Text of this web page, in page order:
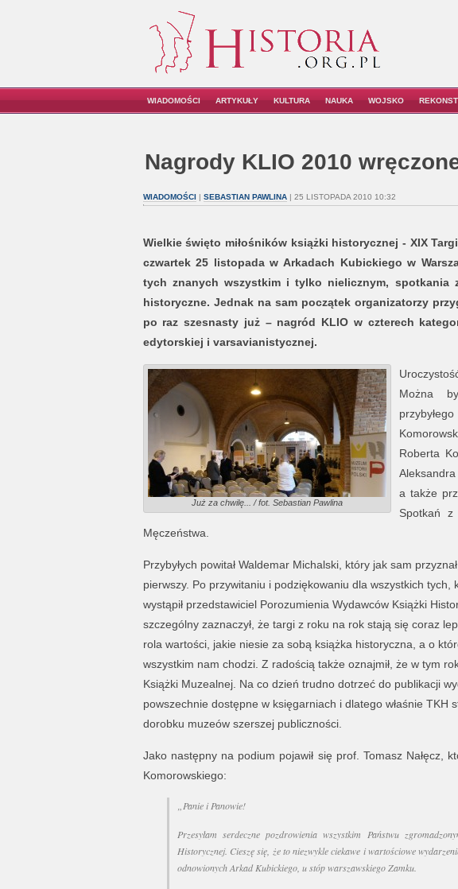
WIADOMOŚCI ARTYKUŁY KULTURA NAUKA WOJSKO
Nagrody KLIO 2010
WIADOMOŚCI| SEBASTIAN PAWLINA| 25 LISTOPADA 2010 10:32
Wielkie święto miłośników książki historycznej - XIX
czwartek 25 listopada w Arkadach Kubickiego w
tych znanych wszystkim i tylko nielicznym, spotkania
historyczne. Jednak na sam początek organizatorzy
po raz szesnasty już – nagród KLIO w czterech
edytorskiej i varsavianistycznej.
Już za chwilę... / fot. Sebastian Pawlina
Można
Roberta
Aleksandra
a także
Spotkań
Męczeństwa.
Przybyłych powitał Waldemar Michalski, który jak sam
pierwszy. Po przywitaniu i podziękowaniu dla wszystkich tych,
wystąpił przedstawiciel Porozumienia Wydawców Książki
szczególny zaznaczył, że targi z roku na rok stają się coraz
rola wartości, jakie niesie za sobą książka historyczna, a o
wszystkim nam chodzi. Z radością także oznajmił, że w tym
Książki Muzealnej. Na co dzień trudno dotrzeć do publikacji
powszechnie dostępne w księgarniach i dlatego właśnie TKH
dorobku muzeów szerszej publiczności.
Jako następny na podium pojawił się prof. Tomasz Nałęcz,
Komorowskiego:
„Panie i Panowie!
Przesyłam serdeczne pozdrowienia wszystkim Państwu
Historycznej. Cieszę się, że to niezwykle ciekawe i wartościowe
odnowionych Arkad Kubickiego, u stóp warszawskiego Zamku.